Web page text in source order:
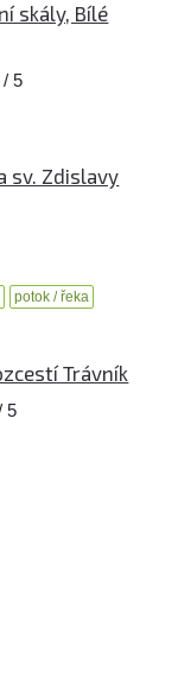
skály, Bílé
/ 5
sv. Zdislavy
potok / řeka
Trávník
5